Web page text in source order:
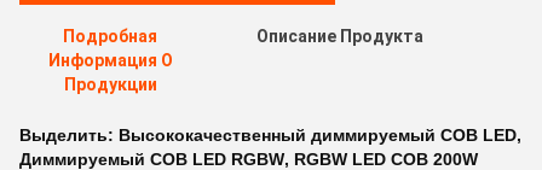
Подробная
Информация О
Продукции
Описание Продукта
Выделить: Высококачественный диммируемый COB LED,
Диммируемый COB LED RGBW, RGBW LED COB 200W